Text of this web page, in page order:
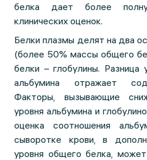
белка дает более
клинических оценок.
Белки плазмы делят на два
(более 50% массы общего
белки – глобулины.
альбумина отражает
Факторы, вызывающие
уровня альбумина и
оценка соотношения
сыворотке крови, в
уровня общего белка,